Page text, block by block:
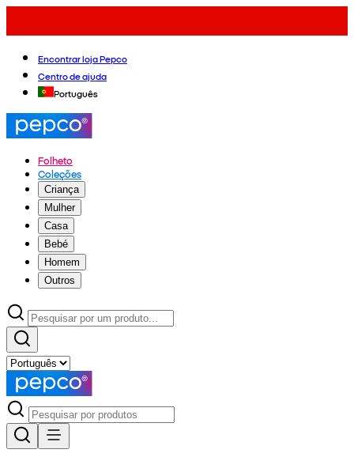
Encontrar loja Pepco
Centro de ajuda
Português
Folheto
Coleções
Criança
Mulher
Casa
Bebé
Homem
Outros